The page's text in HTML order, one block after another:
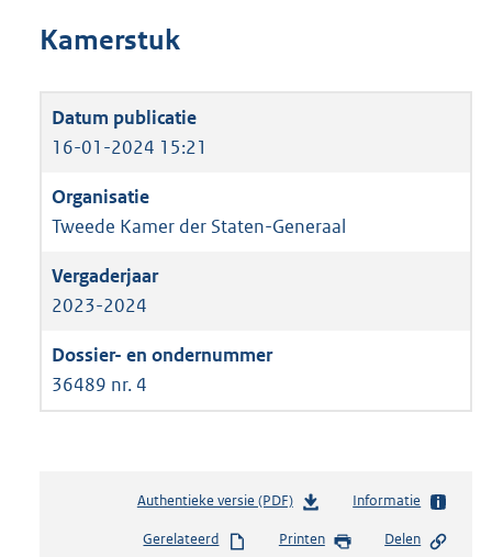
Kamerstuk
16-01-2024 15:21
Tweede Kamer der Staten-Generaal
2023-2024
36489 nr. 4
Authentieke versie (PDF)b
s
Informatie
Gerelateerd Printen Delen